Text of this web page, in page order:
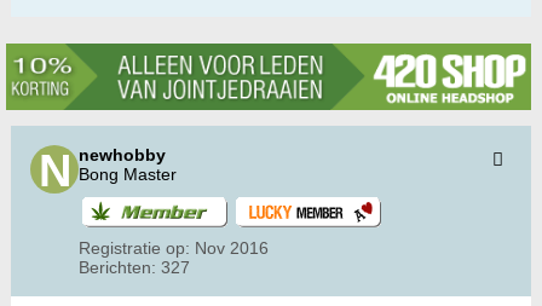
newhobby
Bong Master
Registratie op: Nov 2016
Berichten: 327